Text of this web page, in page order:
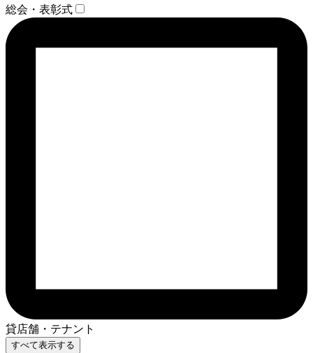
総会・表彰式
貸店舗・テナント
すべて表示する